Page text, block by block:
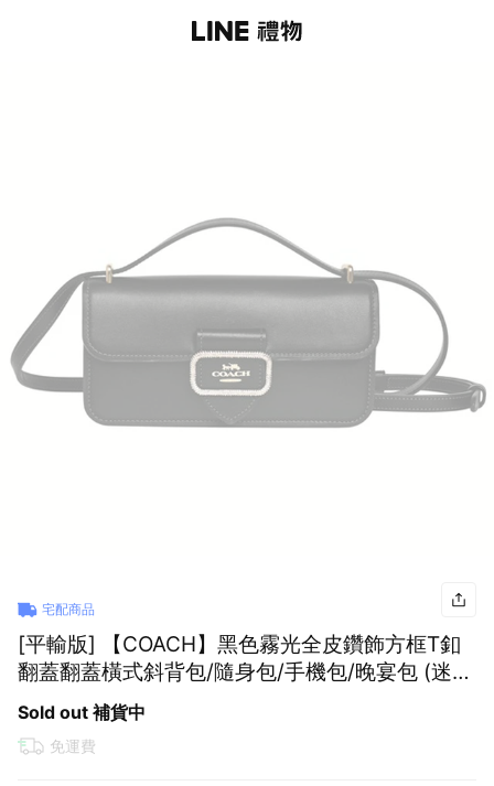
宅配商品
[平輸版] 【COACH】黑色霧光全皮鑽飾方框T釦
翻蓋翻蓋橫式斜背包/隨身包/手機包/晚宴包 (迷
你) 真品平輸
Sold out 補貨中
免運費